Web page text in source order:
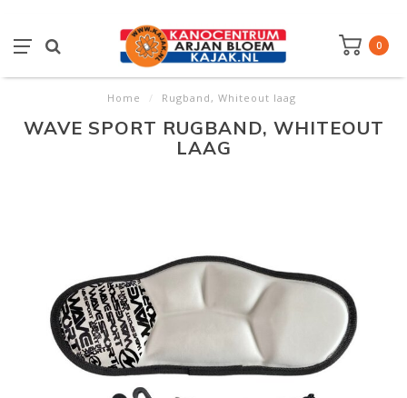
0
Home / Rugband, Whiteout laag
WAVE SPORT RUGBAND, WHITEOUT
LAAG